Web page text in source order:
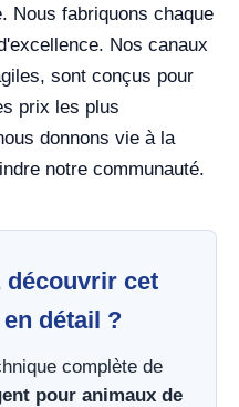
Nous fabriquons chaque
Nos canaux
sont conçus pour
prix les plus
donnons vie à la
notre communauté.
découvrir cet
détail ?
complète de
pour animaux de